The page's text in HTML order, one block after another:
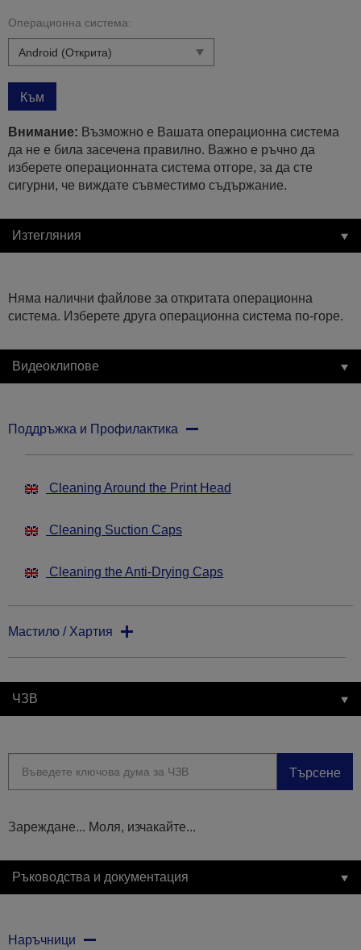
Операционна система:
Към
Внимание: Възможно е Вашата операционна система
да не е била засечена правилно. Важно е ръчно да
изберете операционната система отгоре, за да сте
сигурни, че виждате съвместимо съдържание.
Изтегляния
Няма налични файлове за откритата операционна
система. Изберете друга операционна система по-горе.
Видеоклипове
Поддръжка и Профилактика
Cleaning Around the Print Head
Cleaning Suction Caps
Cleaning the Anti-Drying Caps
Мастило / Хартия
ЧЗВ
Търсене
Зареждане... Моля, изчакайте...
Ръководства и документация
Наръчници